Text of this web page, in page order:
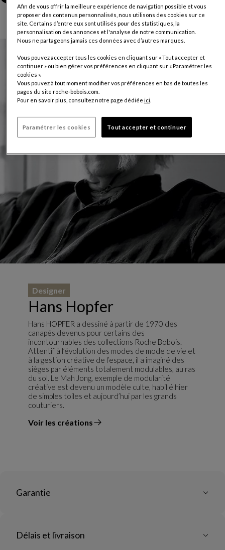
Hans Hopfer
Designer
Hans HOPFER a dessiné à partir de 1970 des
canapés devenus pour certains des
incontournables des collections Roche Bobois.
Attentif à l’évolution des modes de mode de vie et
à la gestion créative de l’espace, il a imaginé des
sièges par éléments totalement modulables, au ras
du sol. Le Mah Jong, exemple de modularité
créative est devenu un modèle culte, habillé hier
de simples toiles et aujourd’hui par les grands
couturiers.
Voir les créations
du designer
Garantie
Délais et livraison
Afin de vous offrir la meilleure expérience de navigation possible et vous
proposer des contenus personnalisés, nous utilisons des cookies sur ce
site. Certains d’entre eux sont utilisés pour des statistiques, la
personnalisation des annonces et l'analyse de notre communication.
Nous ne partageons jamais ces données avec d’autres marques.
Vous pouvez accepter tous les cookies en cliquant sur « Tout accepter et
continuer » ou bien gérer vos préférences en cliquant sur « Paramétrer les
cookies ».
Vous pouvez à tout moment modifier vos préférences en bas de toutes les
pages du site roche-bobois.com.
Pour en savoir plus, consultez notre page dédiée ici
Paramétrer les cookies Tout accepter et continuer